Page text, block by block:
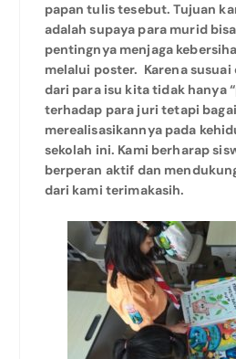
papan tulis tesebut. Tujuan
adalah supaya para murid
pentingnya menjaga
melalui poster. Karena
dari para isu kita tidak hanya
terhadap para juri tetapi
merealisasikannya pada
sekolah ini. Kami berharap
berperan aktif dan
dari kami terimakasih.